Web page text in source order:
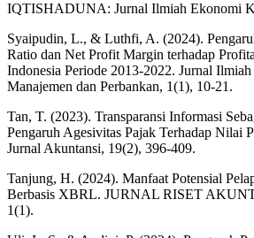
IQTISHADUNA: Jurnal Ilmiah Ekonomi
Syaipudin, L., & Luthfi, A. (2024).
Ratio dan Net Profit Margin terhadap
Indonesia Periode 2013-2022. Jurnal
Manajemen dan Perbankan, 1(1), 10-21.
Tan, T. (2023). Transparansi Informasi
Pengaruh Agesivitas Pajak Terhadap Nilai
Jurnal Akuntansi, 19(2), 396-409.
Tanjung, H. (2024). Manfaat Potensial
Berbasis XBRL. JURNAL RISET
1(1).